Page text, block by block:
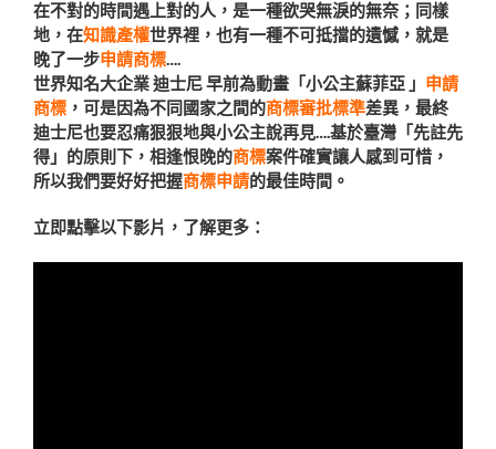
在不對的時間遇上對的人，是一種欲哭無淚的無奈；同樣
地，在知識產權世界裡，也有一種不可抵擋的遺憾，就是
晚了一步申請商標….
世界知名大企業 迪士尼 早前為動畫「小公主蘇菲亞 」 申請
商標 ，可是因為不同國家之間的商標審批標準差異，最終
迪士尼也要忍痛狠狠地與小公主說再見….基於臺灣「先註先
得」的原則下，相逢恨晚的商標案件確實讓人感到可惜，
所以我們要好好把握商標申請的最佳時間。
立即點擊以下影片，了解更多：